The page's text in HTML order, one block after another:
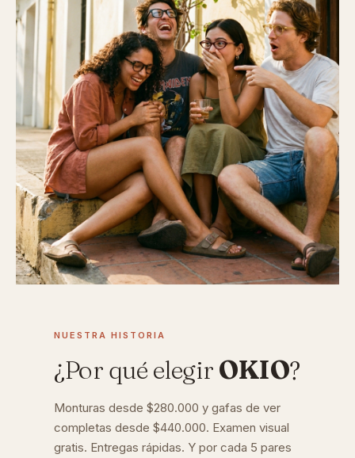
NUESTRA HISTORIA
¿Por qué elegir OKIO?
Monturas desde $280.000 y gafas de ver
completas desde $440.000. Examen visual
gratis. Entregas rápidas. Y por cada 5 pares